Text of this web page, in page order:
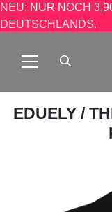
NEU: NUR NOCH
DEUTSCHLANDS.
EDUELY /